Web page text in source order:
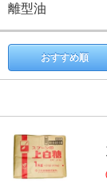
離型油
おすすめ順